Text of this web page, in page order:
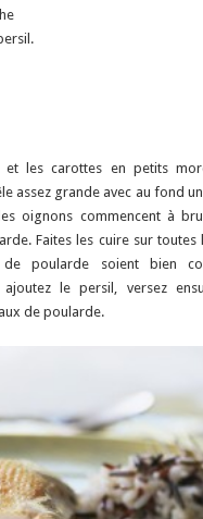
et les carottes en petits
assez grande avec au fond un
oignons commencent à
Faites les cuire sur toutes
poularde soient bien
ajoutez le persil, versez
de poularde.